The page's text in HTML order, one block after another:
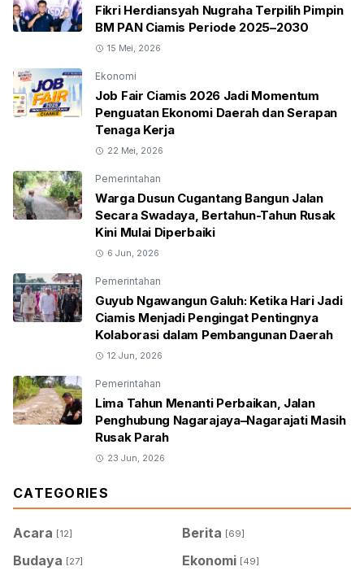
Fikri Herdiansyah Nugraha Terpilih Pimpin
BM PAN Ciamis Periode 2025–2030
15 Mei, 2026
Ekonomi
Job Fair Ciamis 2026 Jadi Momentum
Penguatan Ekonomi Daerah dan Serapan
Tenaga Kerja
22 Mei, 2026
Pemerintahan
Warga Dusun Cugantang Bangun Jalan
Secara Swadaya, Bertahun-Tahun Rusak
Kini Mulai Diperbaiki
6 Jun, 2026
Pemerintahan
Guyub Ngawangun Galuh: Ketika Hari Jadi
Ciamis Menjadi Pengingat Pentingnya
Kolaborasi dalam Pembangunan Daerah
12 Jun, 2026
Pemerintahan
Lima Tahun Menanti Perbaikan, Jalan
Penghubung Nagarajaya–Nagarajati Masih
Rusak Parah
23 Jun, 2026
CATEGORIES
Acara [12] Berita [69]
Budaya [27] Ekonomi [49]